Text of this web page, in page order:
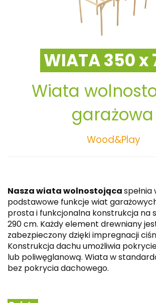
WIATA 350 x
Wiata
garażowa
Wood&Play
Nasza wiata wolnostojącaspełnia
podstawowe funkcje wiat
prosta i funkcjonalna konstrukcja na
290 cm. Każdy element drewniany
zabezpieczony dzięki impregnacji
Konstrukcja dachu umożliwia
lub poliwęglanową. Wiata w
bez pokrycia dachowego.